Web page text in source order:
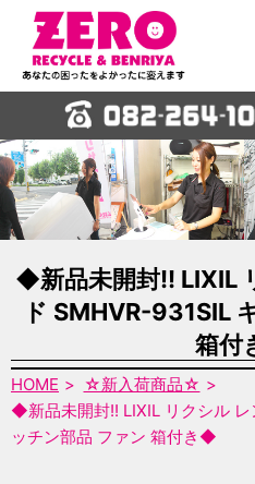
◆新品未開封!! LIXIL
ド SMHVR-931SIL
箱
HOME
☆新入荷商品☆
◆新品未開封!! LIXIL リクシル
ッチン部品 ファン 箱付き◆